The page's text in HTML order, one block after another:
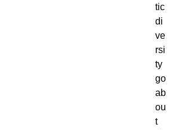
tic
di
ve
rsi
ty
go
ab
ou
t